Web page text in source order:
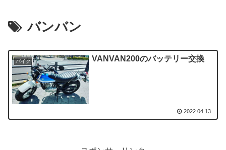
バンバン
バイク VANVAN200のバッテリー交換
2022.04.13